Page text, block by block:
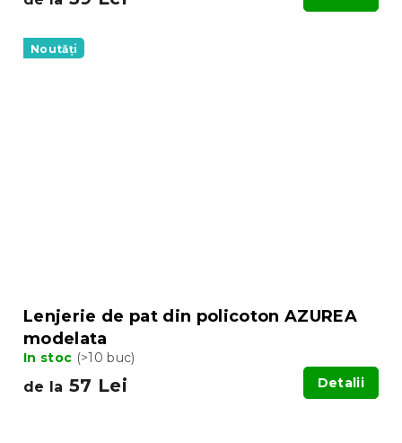
Noutăți
Lenjerie de pat din policoton AZUREA
modelata
In stoc (>10 buc)
de la 57 Lei Detalii